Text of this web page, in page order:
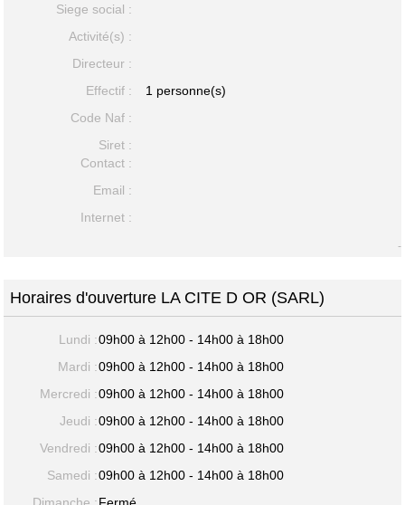
Siege social :
Activité(s) :
Directeur :
Effectif :
1 personne(s)
Code Naf :
Siret :
Contact :
Email :
Internet :
-
Horaires d'ouverture LA CITE D OR (SARL)
Lundi :09h00 à 12h00 - 14h00 à 18h00
Mardi :09h00 à 12h00 - 14h00 à 18h00
Mercredi :09h00 à 12h00 - 14h00 à 18h00
Jeudi :09h00 à 12h00 - 14h00 à 18h00
Vendredi :09h00 à 12h00 - 14h00 à 18h00
Samedi :09h00 à 12h00 - 14h00 à 18h00
Dimanche :Fermé